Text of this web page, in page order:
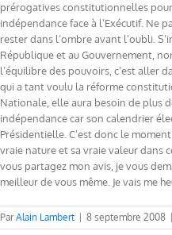
prérogatives constitutionnelles
indépendance face à l’Exécutif. Ne
rester dans l’ombre avant l’oubli.
République et au Gouvernement,
l’équilibre des pouvoirs, c’est aller
qui a tant voulu la réforme
Nationale, elle aura besoin de plus
indépendance car son calendrier
Présidentielle. C’est donc le
vraie nature et sa vraie valeur dans
vous partagez mon avis, je vous
meilleur de vous même. Je vais me
ParAlain Lambert 8 septembre 2008